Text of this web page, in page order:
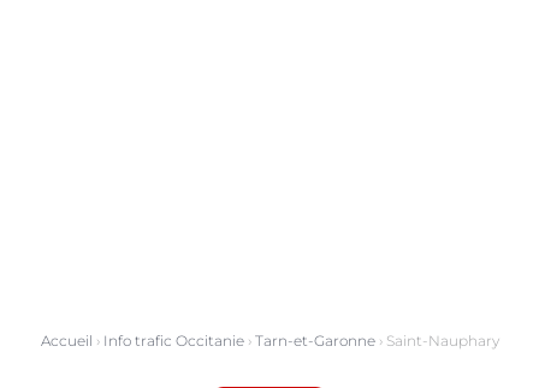
Accueil › Info trafic Occitanie› Tarn-et-Garonne› Saint-Nauphary